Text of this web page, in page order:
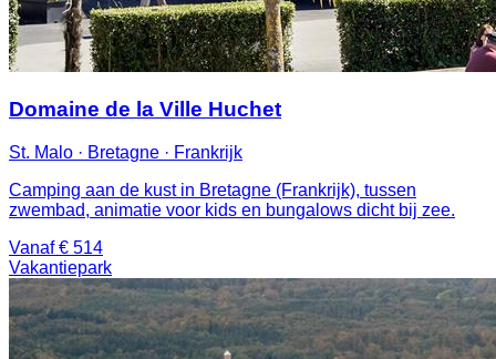
Domaine de la Ville Huchet
St. Malo · Bretagne · Frankrijk
Camping aan de kust in Bretagne (Frankrijk), tussen
zwembad, animatie voor kids en bungalows dicht bij zee.
Vanaf € 514
Vakantiepark